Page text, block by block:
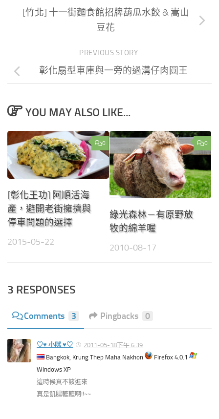
[竹北] 十一街麵食館招牌葫瓜水餃 & 嵩山
豆花
PREVIOUS STORY
彰化扇型車庫與一旁的過溝仔肉圓王
YOU MAY ALSO LIKE...
0
[彰化王功] 阿順活海
產，避開老街擁擠與
停車問題的選擇
2015-05-22
0
綠光森林－有原野放
牧的綿羊喔
2010-08-17
3 RESPONSES
Comments 3 Pingbacks 0
♡♥ 小咪 ♥♡
2011-05-18下午 6:39
Bangkok, Krung Thep Maha Nakhon
Firefox 4.0.1
Windows XP
這時候真不該進來
真是飢腸轆轆啊!!~~